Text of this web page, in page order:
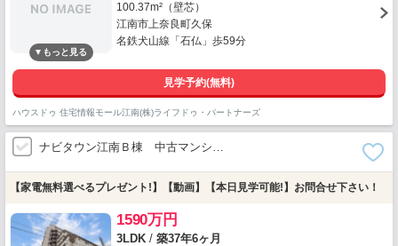
100.37m²（壁芯）
江南市上奈良町久保
名鉄犬山線「石仏」歩59分
見学予約(無料)
ハウスドゥ 住宅情報モール江南(株)ライフドゥ・パートナーズ
ナビタウン江南Ｂ棟 中古マンシ…
【家電無料選べるプレゼント!】【動画】【本日見学可能!】お問合せ下さい！
1590万円
3LDK / 築37年6ヶ月